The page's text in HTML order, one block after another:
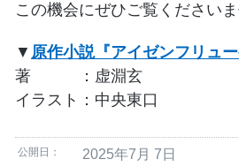
この機会にぜひご覧ください
▼ 原作小説『アイゼンフリュ
著 ：虚淵玄
イラスト：中央東口
公開日： 2025年7月 7日